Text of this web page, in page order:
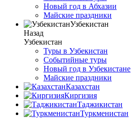
Новый год в Абхазии
Майские праздники
Узбекистан
Назад
Узбекистан
Туры в Узбекистан
Событийные туры
Новый год в Узбекистане
Майские праздники
Казахстан
Киргизия
Таджикистан
Туркменистан